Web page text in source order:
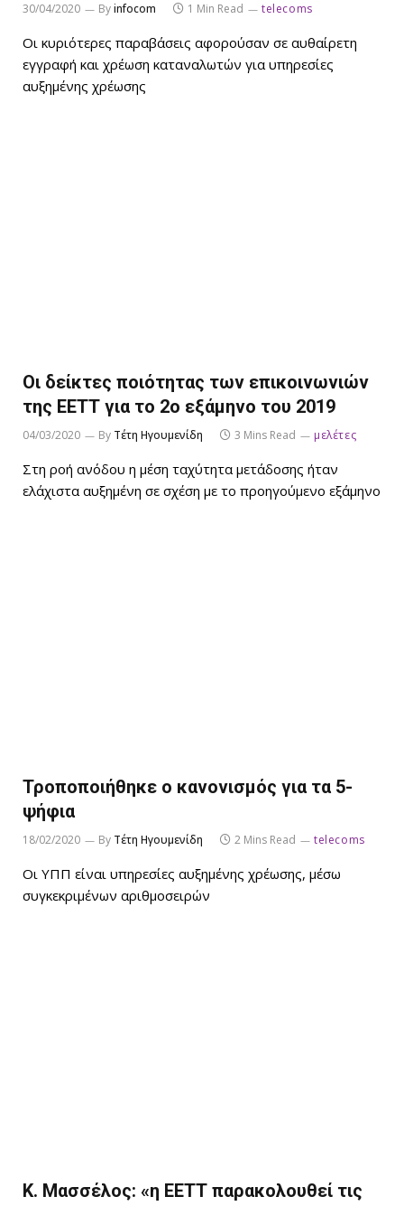
30/04/2020 Byinfocom 1 Min Read telecoms
Οι κυριότερες παραβάσεις αφορούσαν σε αυθαίρετη
εγγραφή και χρέωση καταναλωτών για υπηρεσίες
αυξημένης χρέωσης
Οι δείκτες ποιότητας των επικοινωνιών
της ΕΕΤΤ για το 2ο εξάμηνο του 2019
04/03/2020 By Τέτη Ηγουμενίδη 3 Mins Read μελέτες
Στη ροή ανόδου η μέση ταχύτητα μετάδοσης ήταν
ελάχιστα αυξημένη σε σχέση με το προηγούμενο εξάμηνο
Τροποποιήθηκε ο κανονισμός για τα 5-
ψήφια
18/02/2020 By Τέτη Ηγουμενίδη 2 Mins Read telecoms
Οι ΥΠΠ είναι υπηρεσίες αυξημένης χρέωσης, μέσω
συγκεκριμένων αριθμοσειρών
Κ. Μασσέλος: «η ΕΕΤΤ παρακολουθεί τις